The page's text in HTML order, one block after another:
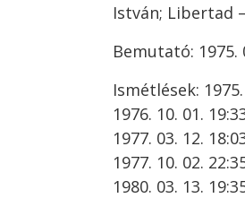
István; Libertad
Bemutató: 1975.
Ismétlések:
1976. 10. 01.
1977. 03. 12.
1977. 10. 02.
1980. 03. 13.